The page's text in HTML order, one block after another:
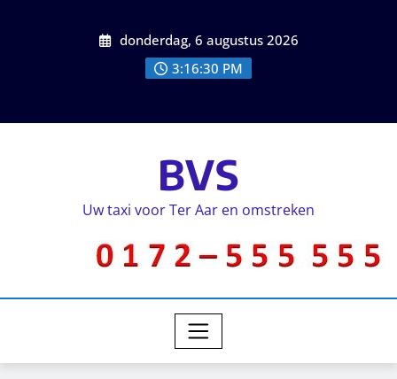
donderdag, 6 augustus 2026
3:16:30 PM
BVS
Uw taxi voor Ter Aar en omstreken